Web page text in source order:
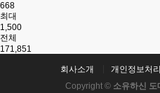
668
최대
1,500
전체
171,851
회사소개 개인정보처
Copyright © 소유하신 도